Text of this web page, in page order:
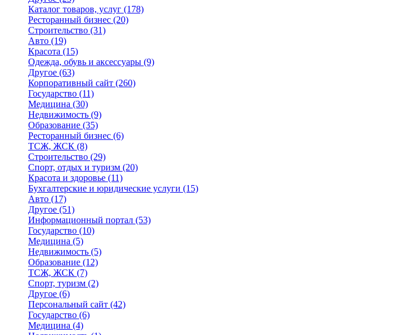
Каталог товаров, услуг (178)
Ресторанный бизнес (20)
Строительство (31)
Авто (19)
Красота (15)
Одежда, обувь и аксессуары (9)
Другое (63)
Корпоративный сайт (260)
Государство (11)
Медицина (30)
Недвижимость (9)
Образование (35)
Ресторанный бизнес (6)
ТСЖ, ЖСК (8)
Строительство (29)
Спорт, отдых и туризм (20)
Красота и здоровье (11)
Бухгалтерские и юридические услуги (15)
Авто (17)
Другое (51)
Информационный портал (53)
Государство (10)
Медицина (5)
Недвижимость (5)
Образование (12)
ТСЖ, ЖСК (7)
Спорт, туризм (2)
Другое (6)
Персональный сайт (42)
Государство (6)
Медицина (4)